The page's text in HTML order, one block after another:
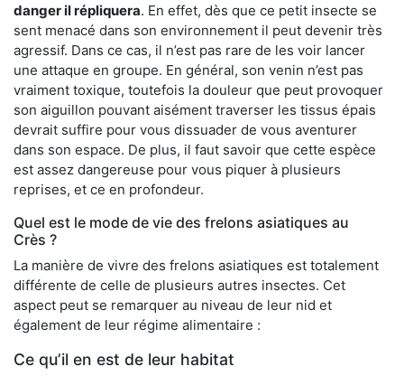
danger il répliquera. En effet, dès que ce petit insecte se
sent menacé dans son environnement il peut devenir très
agressif. Dans ce cas, il n’est pas rare de les voir lancer
une attaque en groupe. En général, son venin n’est pas
vraiment toxique, toutefois la douleur que peut provoquer
son aiguillon pouvant aisément traverser les tissus épais
devrait suffire pour vous dissuader de vous aventurer
dans son espace. De plus, il faut savoir que cette espèce
est assez dangereuse pour vous piquer à plusieurs
reprises, et ce en profondeur.
Quel est le mode de vie des frelons asiatiques au
Crès ?
La manière de vivre des frelons asiatiques est totalement
différente de celle de plusieurs autres insectes. Cet
aspect peut se remarquer au niveau de leur nid et
également de leur régime alimentaire :
Ce qu’il en est de leur habitat